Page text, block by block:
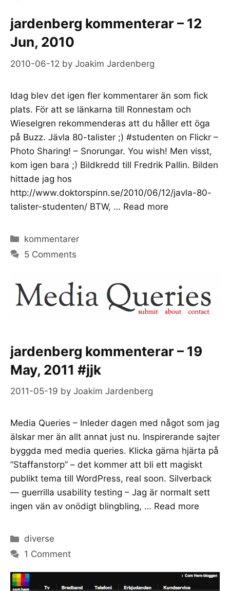
jardenberg kommenterar – 12
Jun, 2010
2010-06-12 by Joakim Jardenberg
Idag blev det igen fler kommentarer än som fick
plats. För att se länkarna till Ronnestam och
Wieselgren rekommenderas att du håller ett öga
på Buzz. Jävla 80-talister ;) #studenten on Flickr –
Photo Sharing! – Snorungar. You wish! Men visst,
kom igen bara ;) Bildkredd till Fredrik Pallin. Bilden
hittade jag hos
http://www.doktorspinn.se/2010/06/12/javla-80-
talister-studenten/ BTW, … Read more
Categories
kommentarer
5 Comments
jardenberg kommenterar – 19
May, 2011 #jjk
2011-05-19 by Joakim Jardenberg
Media Queries – Inleder dagen med något som jag
älskar mer än allt annat just nu. Inspirerande sajter
byggda med media queries. Klicka gärna hjärta på
”Staffanstorp” – det kommer att bli ett magiskt
publikt tema till WordPress, real soon. Silverback
— guerrilla usability testing – Jag är normalt sett
ingen vän av onödigt blingbling, … Read more
Categories
diverse
1 Comment